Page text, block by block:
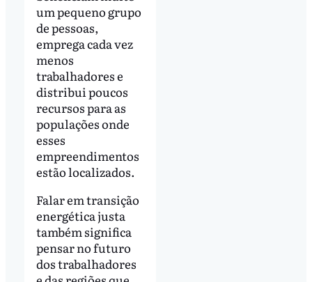
um pequeno grupo
de pessoas,
emprega cada vez
menos
trabalhadores e
distribui poucos
recursos para as
populações onde
esses
empreendimentos
estão localizados.
Falar em transição
energética justa
também significa
pensar no futuro
dos trabalhadores